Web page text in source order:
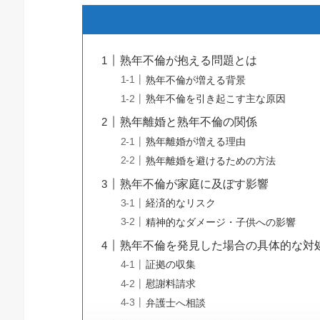
熟年不倫が抱える問題とは
熟年不倫が増える背景
熟年不倫を引き起こす主な原因
熟年離婚と熟年不倫の関係
熟年離婚が増える理由
熟年離婚を避けるための方法
熟年不倫が家庭に及ぼす影響
経済的なリスク
精神的なダメージ・子供への影響
熟年不倫を発見した場合の具体的な対
証拠の収集
慰謝料請求
弁護士へ相談